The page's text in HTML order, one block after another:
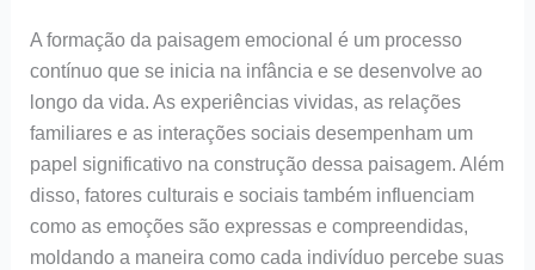
A formação da paisagem emocional é um processo
contínuo que se inicia na infância e se desenvolve ao
longo da vida. As experiências vividas, as relações
familiares e as interações sociais desempenham um
papel significativo na construção dessa paisagem. Além
disso, fatores culturais e sociais também influenciam
como as emoções são expressas e compreendidas,
moldando a maneira como cada indivíduo percebe suas